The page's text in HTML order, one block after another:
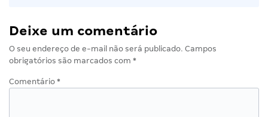
Deixe um comentário
O seu endereço de e-mail não será publicado. Campos
obrigatórios são marcados com *
Comentário *